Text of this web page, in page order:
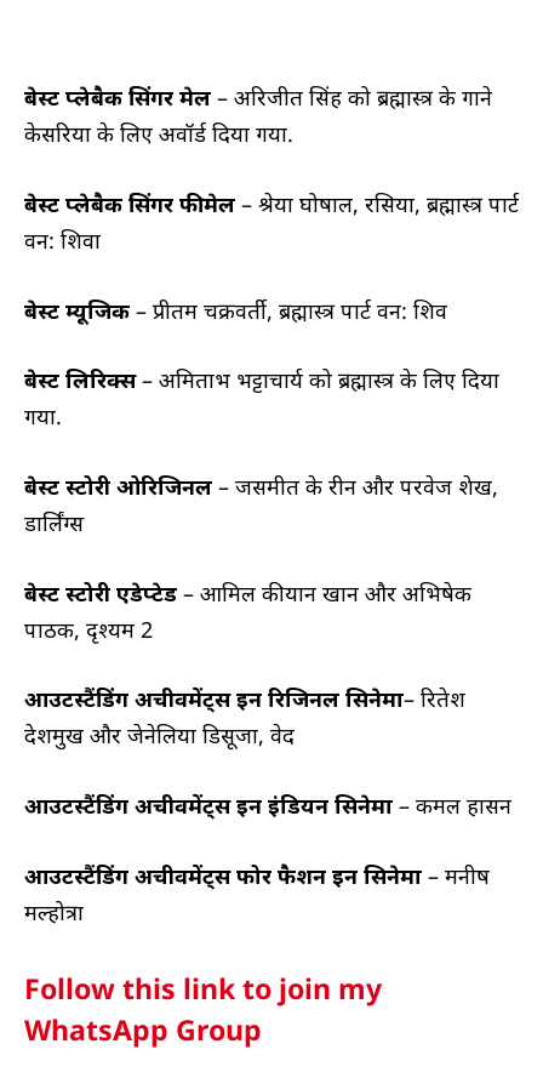
बेस्ट प्लेबैक सिंगर मेल – अरिजीत सिंह को ब्रह्मास्त्र के गाने
केसरिया के लिए अवॉर्ड दिया गया.
बेस्ट प्लेबैक सिंगर फीमेल – श्रेया घोषाल, रसिया, ब्रह्मास्त्र पार्ट
वन: शिवा
बेस्ट म्यूजिक – प्रीतम चक्रवर्ती, ब्रह्मास्त्र पार्ट वन: शिव
बेस्ट लिरिक्स– अमिताभ भट्टाचार्य को ब्रह्मास्त्र के लिए दिया
गया.
बेस्ट स्टोरी ओरिजिनल – जसमीत के रीन और परवेज शेख,
डार्लिंग्स
बेस्ट स्टोरी एडेप्टेड – आमिल कीयान खान और अभिषेक
पाठक, दृश्यम 2
आउटस्टैंडिंग अचीवमेंट्स इन रिजिनल सिनेमा– रितेश
देशमुख और जेनेलिया डिसूजा, वेद
आउटस्टैंडिंग अचीवमेंट्स इन इंडियन सिनेमा – कमल हासन
आउटस्टैंडिंग अचीवमेंट्स फोर फैशन इन सिनेमा – मनीष
मल्होत्रा
Follow this link to join my
WhatsApp Group